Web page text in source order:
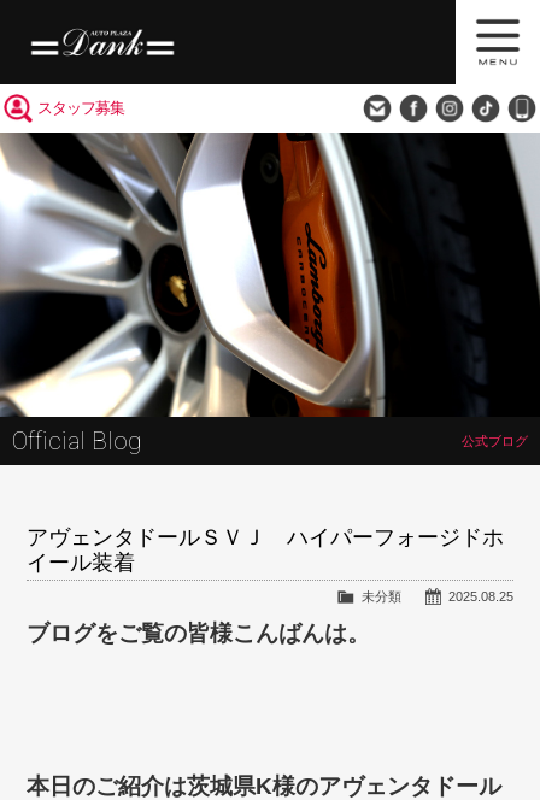
スタッフ募集
Official Blog 公式ブログ
アヴェンタドールＳＶＪ ハイパーフォージドホ
イール装着
2025.08.25
未分類
ブログをご覧の皆様こんばんは。
本日のご紹介は茨城県K様のアヴェンタドール